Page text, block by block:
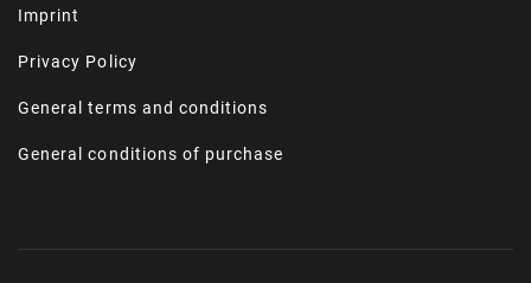
Imprint
Privacy Policy
General terms and conditions
General conditions of purchase